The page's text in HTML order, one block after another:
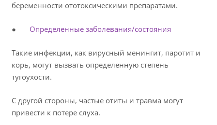
беременности ототоксическими препаратами.
● Определенные заболевания/состояния
Такие инфекции, как вирусный менингит, паротит и
корь, могут вызвать определенную степень
тугоухости.
С другой стороны, частые отиты и травма могут
привести к потере слуха.